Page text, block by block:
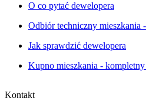
O co pytać dewelopera
Odbiór techniczny mieszkania
Jak sprawdzić dewelopera
Kupno mieszkania -
Kontakt